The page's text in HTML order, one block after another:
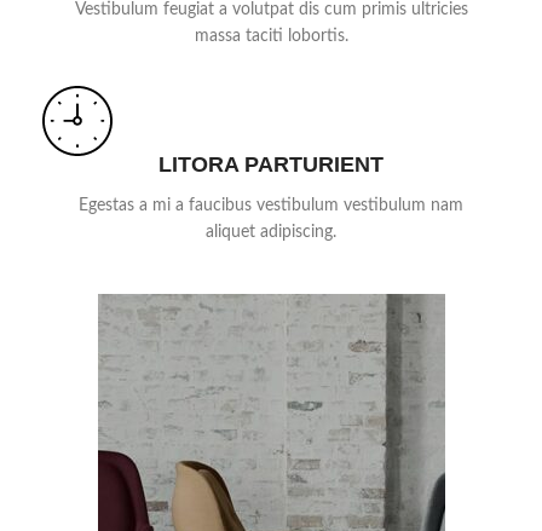
Vestibulum feugiat a volutpat dis cum primis ultricies
massa taciti lobortis.
LITORA PARTURIENT
Egestas a mi a faucibus vestibulum vestibulum nam
aliquet adipiscing.